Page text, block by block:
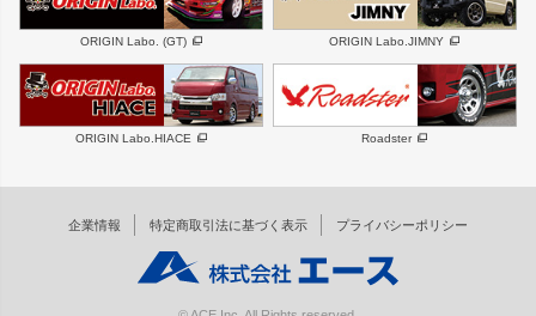
スバル 三菱
デリカ D:5
軽自動車 汎用
ハイエースパーツ
ホイール
DAYTONA-RS
DAYTONA-RS NEO
エアロシリーズ
RUGGER MODEL
DTM:exclusive
オーバーフェンダー
ワイパーガード
ORIGIN Labo. (GT) ORIGIN Labo.JIMNY
ORIGIN Labo.HIACE Roadster
企業情報 特定商取引法に基づく表示 プライバシーポリシー